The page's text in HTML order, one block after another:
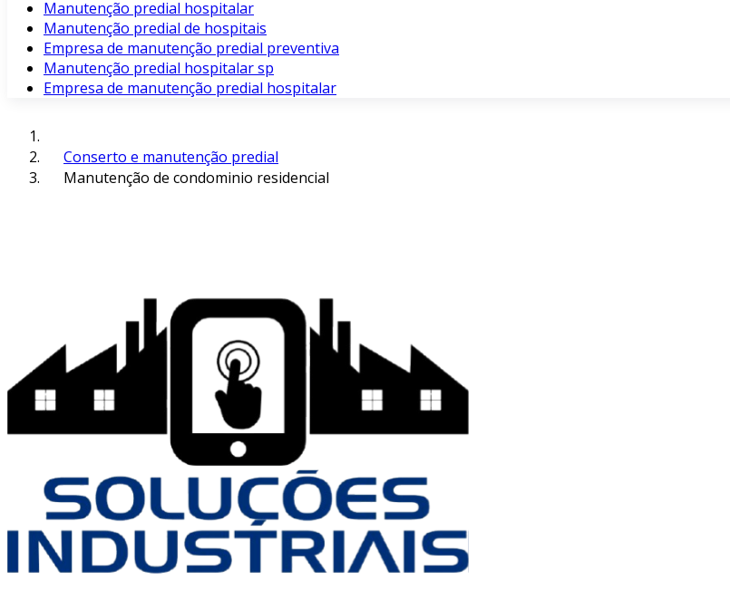
Manutenção predial hospitalar
Manutenção predial de hospitais
Empresa de manutenção predial preventiva
Manutenção predial hospitalar sp
Empresa de manutenção predial hospitalar
Conserto e manutenção predial
Manutenção de condominio residencial